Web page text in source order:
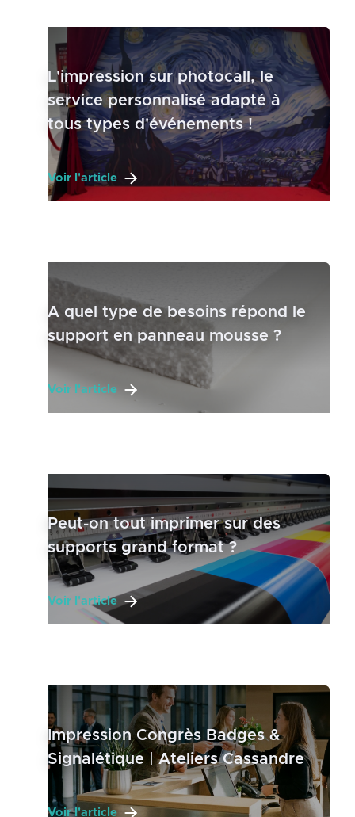
L'impression sur photocall, le
service personnalisé adapté à
tous types d'événements !
Voir l'article
A quel type de besoins répond le
support en panneau mousse ?
Voir l'article
Peut-on tout imprimer sur des
supports grand format ?
Voir l'article
Impression Congrès Badges &
Signalétique | Ateliers Cassandre
Voir l'article